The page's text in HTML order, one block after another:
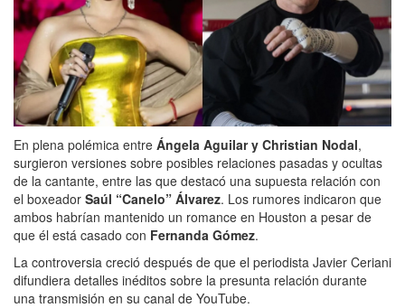
En plena polémica entre Ángela Aguilar y Christian Nodal,
surgieron versiones sobre posibles relaciones pasadas y ocultas
de la cantante, entre las que destacó una supuesta relación con
el boxeador Saúl “Canelo” Álvarez. Los rumores indicaron que
ambos habrían mantenido un romance en Houston a pesar de
que él está casado con Fernanda Gómez.
La controversia creció después de que el periodista Javier Ceriani
difundiera detalles inéditos sobre la presunta relación durante
una transmisión en su canal de YouTube.